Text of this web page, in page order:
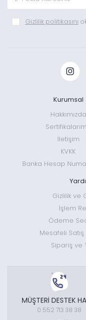
Gizlilik politikasını
Kurumsal
Hakkımızda
İletişim
KVKK
Banka Hesap
Gizlilik ve
İşlem
Ödeme
Mesafeli
Sipariş ve
MÜŞTERİ DESTEK
0 552 713 38 38